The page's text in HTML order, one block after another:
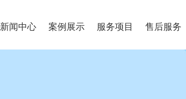
新闻中心 案例展示 服务项目 售后服务